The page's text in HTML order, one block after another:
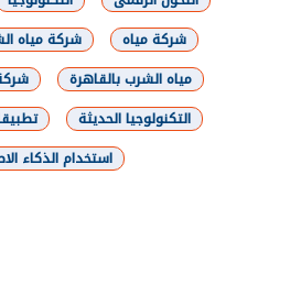
شركة مياه
شركة مياه
مياه الشرب بالقاهرة
التكنولوجيا الحديثة
استخدام الذكاء